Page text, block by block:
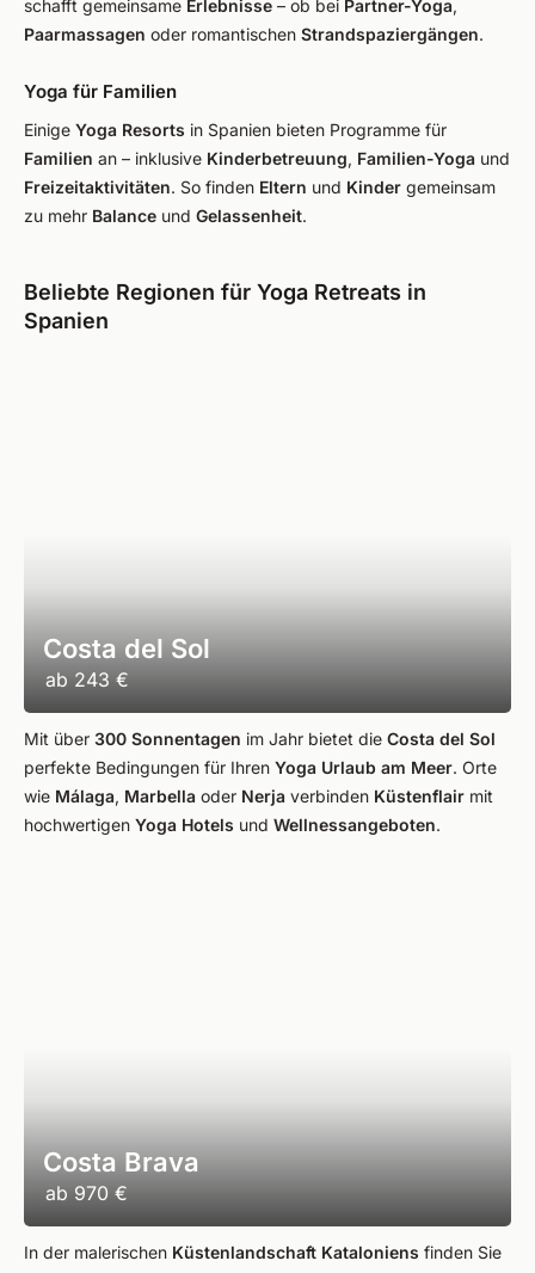
schafft gemeinsame Erlebnisse – ob bei Partner-Yoga,
Paarmassagen oder romantischen Strandspaziergängen.
Yoga für Familien
Einige Yoga Resorts in Spanien bieten Programme für
Familien an – inklusive Kinderbetreuung, Familien-Yoga und
Freizeitaktivitäten. So finden Eltern und Kinder gemeinsam
zu mehr Balance und Gelassenheit.
Beliebte Regionen für Yoga Retreats in
Spanien
Costa del Sol
ab 243 €
Mit über 300 Sonnentagen im Jahr bietet die Costa del Sol
perfekte Bedingungen für Ihren Yoga Urlaub am Meer. Orte
wie Málaga, Marbella oder Nerja verbinden Küstenflair mit
hochwertigen Yoga Hotels und Wellnessangeboten.
Costa Brava
ab 970 €
In der malerischen Küstenlandschaft Kataloniens finden Sie